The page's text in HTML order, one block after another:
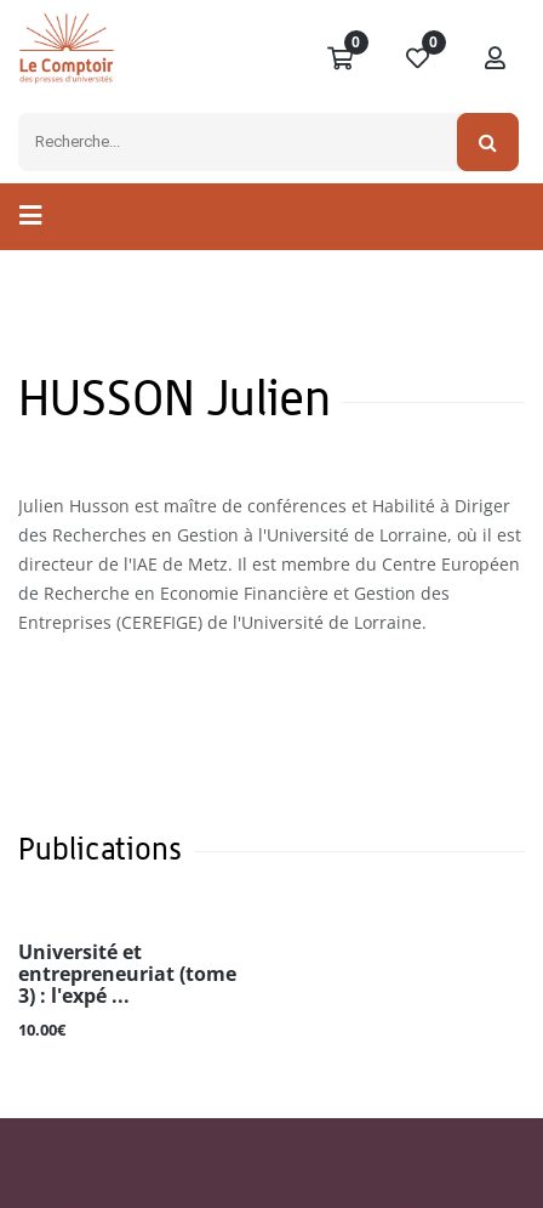
0 0
HUSSON Julien
Julien Husson est maître de conférences et Habilité à Diriger
des Recherches en Gestion à l'Université de Lorraine, où il est
directeur de l'IAE de Metz. Il est membre du Centre Européen
de Recherche en Economie Financière et Gestion des
Entreprises (CEREFIGE) de l'Université de Lorraine.
Publications
Université et
entrepreneuriat (tome
3) : l'expé ...
10.00€